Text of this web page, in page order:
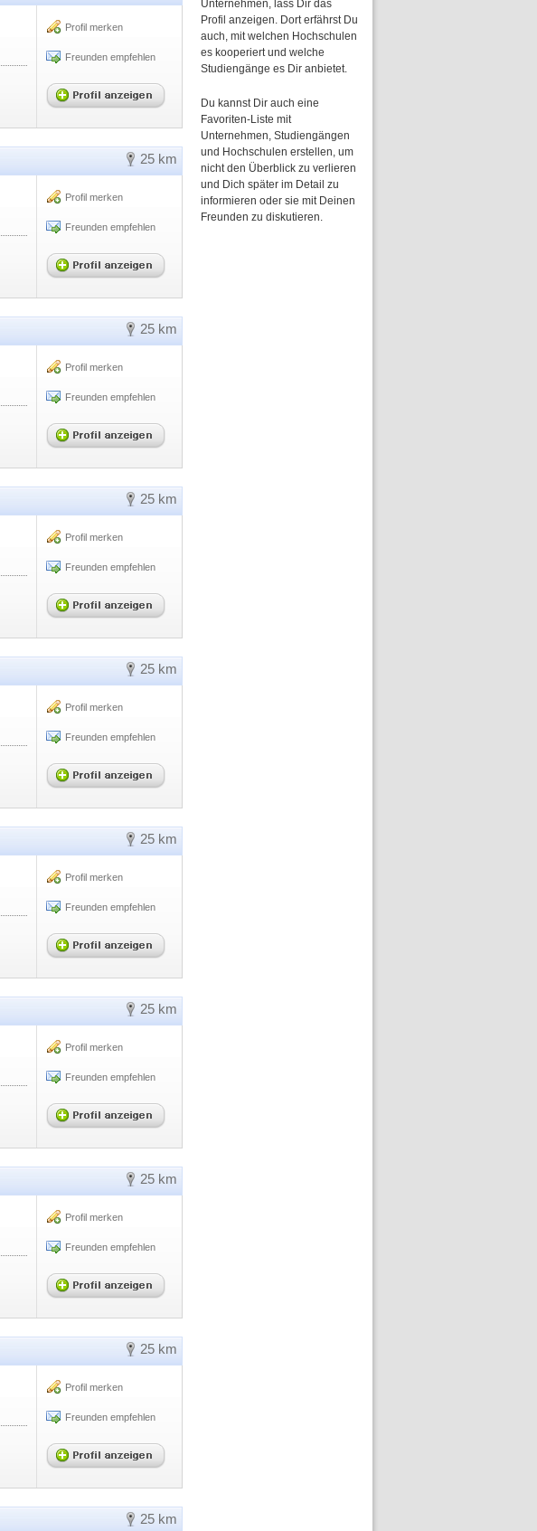
Profil merken
Freunden empfehlen
25 km
Profil merken
Freunden empfehlen
25 km
Profil merken
Freunden empfehlen
25 km
Profil merken
Freunden empfehlen
25 km
Profil merken
Freunden empfehlen
25 km
Profil merken
Freunden empfehlen
25 km
Profil merken
Freunden empfehlen
25 km
Profil merken
Freunden empfehlen
25 km
Profil merken
Freunden empfehlen
25 km
Unternehmen, lass Dir das
Profil anzeigen. Dort erfährst Du
auch, mit welchen Hochschulen
es kooperiert und welche
Studiengänge es Dir anbietet.
Du kannst Dir auch eine
Favoriten-Liste mit
Unternehmen, Studiengängen
und Hochschulen erstellen, um
nicht den Überblick zu verlieren
und Dich später im Detail zu
informieren oder sie mit Deinen
Freunden zu diskutieren.